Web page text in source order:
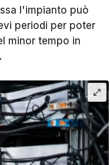
l'impianto può
periodi per poter
minor tempo in